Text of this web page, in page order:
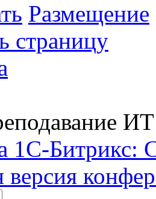
Размещение
страницу
1С-Битрикс: